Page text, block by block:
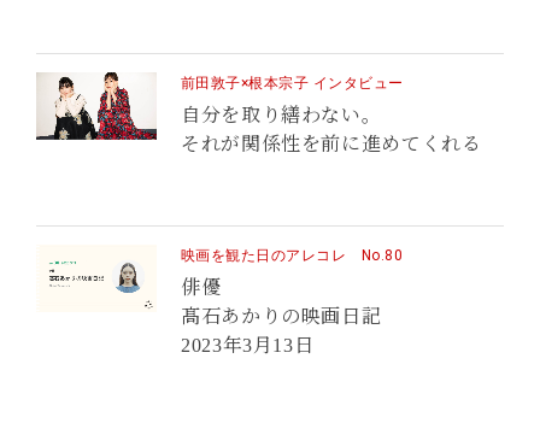
前田敦子×根本宗子 インタビュー
自分を取り繕わない。
それが関係性を前に進めてくれる
映画を観た日のアレコレ No.80
俳優
髙石あかりの映画日記
2023年3月13日